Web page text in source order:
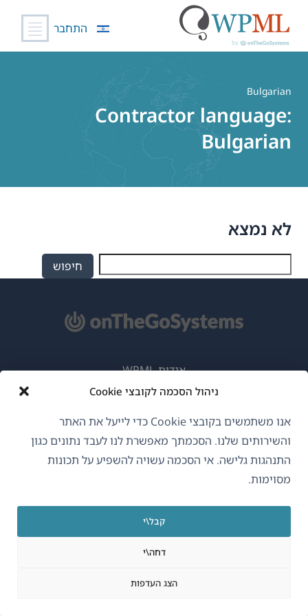
ניהול הסכמה לקובצי Cookie
אנו משתמשים בקובצי Cookie כדי לייעל את האתר
והשירותים שלנו. הסכמתך מאפשרת לנו לעבד נתונים כגון
התנהגות גלישה. אי הסכמה עשויה להשפיע על תכונות
מסוימות.
קבל\י
דחה\י
הצג העדפות
התחבר
Bulgarian
Contractor language:
Bulgarian
לא נמצא
© 2026
OnTheGoSystems Limited
אודות WPML
GDPR ומדיניות פרטיות
הצטרף לצוות שלנו(נפתח
בחלון
חדש)
(נפתח
בחלון
(נפתח
בחלון
(נפתח
בחלון